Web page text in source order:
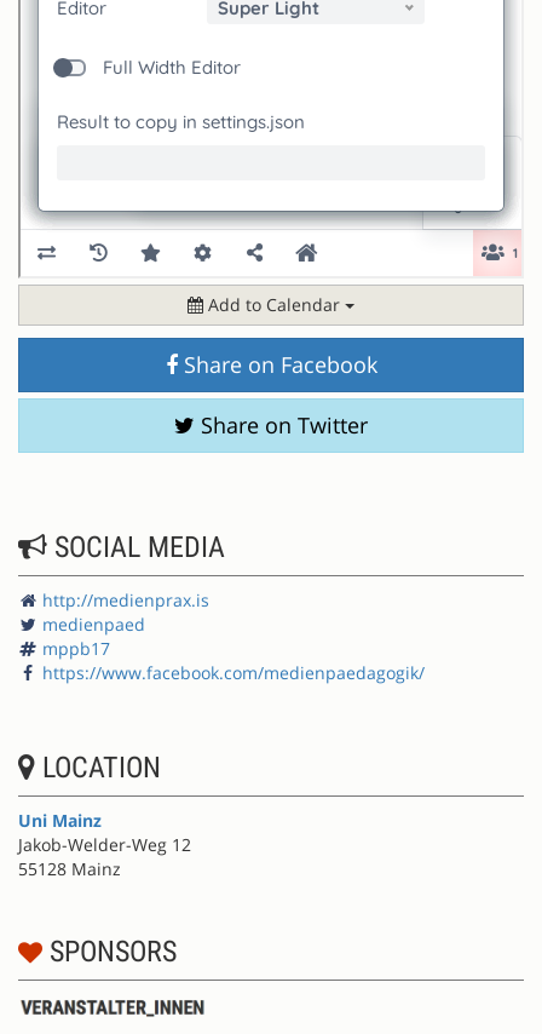
Add to Calendar
Share on Facebook
Share on Twitter
SOCIAL MEDIA
http://medienprax.is
medienpaed
mppb17
https://www.facebook.com/medienpaedagogik/
LOCATION
Uni Mainz
Jakob-Welder-Weg 12
55128 Mainz
SPONSORS